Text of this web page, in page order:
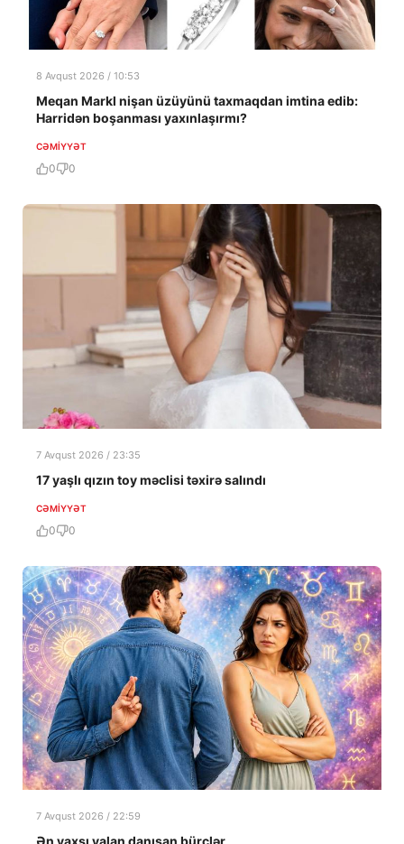
8 Avqust 2026 / 10:53
Meqan Markl nişan üzüyünü taxmaqdan imtina edib:
Harridən boşanması yaxınlaşırmı?
CƏMIYYƏT
0 0
7 Avqust 2026 / 23:35
17 yaşlı qızın toy məclisi təxirə salındı
CƏMIYYƏT
0 0
7 Avqust 2026 / 22:59